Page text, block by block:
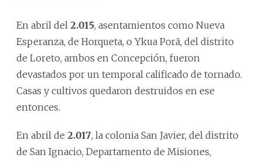
En abril del 2.015, asentamientos como Nueva
Esperanza, de Horqueta, o Ykua Porã, del distrito
de Loreto, ambos en Concepción, fueron
devastados por un temporal calificado de tornado.
Casas y cultivos quedaron destruidos en ese
entonces.
En abril de 2.017, la colonia San Javier, del distrito
de San Ignacio, Departamento de Misiones,